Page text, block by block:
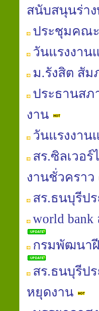
สนับสนุนร่า
ประชุมคณะ
วันแรงงาน
ม.รังสิต สัม
ประธานสภ
งาน
วันแรงงาน
สร.ซิลเวอ
งานชั่วคราว
สร.ธนบุรีป
world
กรมพัฒนา
สร.ธนบุรีป
หยุดงาน